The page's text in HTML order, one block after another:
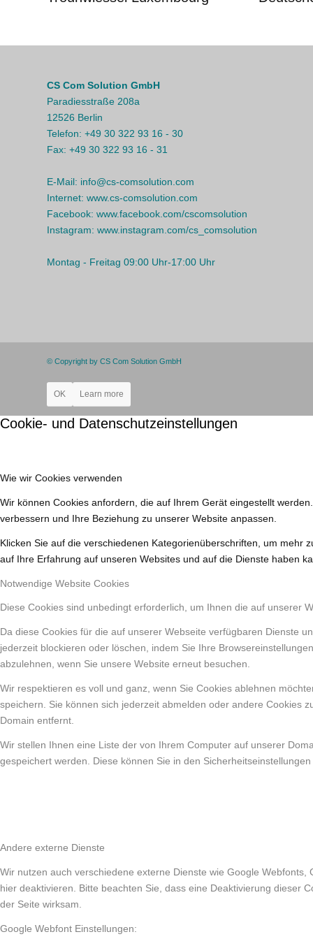
CS Com Solution GmbH
Paradiesstraße 208a
12526 Berlin
Telefon: +49 30 322 93 16 - 30
Fax: +49 30 322 93 16 - 31
E-Mail: info@cs-comsolution.com
Internet: www.cs-comsolution.com
Facebook: www.facebook.com/cscomsolution
Instagram: www.instagram.com/cs_comsolution
Montag - Freitag 09:00 Uhr-17:00 Uhr
© Copyright by CS Com Solution GmbH
OK Learn more
Cookie- und Datenschutzeinstellungen
Wie wir Cookies verwenden
Wir können Cookies anfordern, die auf Ihrem Gerät eingestellt
verbessern und Ihre Beziehung zu unserer Website anpassen.
Klicken Sie auf die verschiedenen Kategorienüberschriften, um mehr
auf Ihre Erfahrung auf unseren Websites und auf die Dienste haben
Notwendige Website Cookies
Diese Cookies sind unbedingt erforderlich, um Ihnen die auf unserer
Da diese Cookies für die auf unserer Webseite verfügbaren Dienste
jederzeit blockieren oder löschen, indem Sie Ihre
abzulehnen, wenn Sie unsere Website erneut besuchen.
Wir respektieren es voll und ganz, wenn Sie Cookies ablehnen
speichern. Sie können sich jederzeit abmelden oder andere Cookies
Domain entfernt.
Wir stellen Ihnen eine Liste der von Ihrem Computer auf unserer
gespeichert werden. Diese können Sie in den Sicherheitseinstellungen
Andere externe Dienste
Wir nutzen auch verschiedene externe Dienste wie Google
hier deaktivieren. Bitte beachten Sie, dass eine Deaktivierung dieser
der Seite wirksam.
Google Webfont Einstellungen: